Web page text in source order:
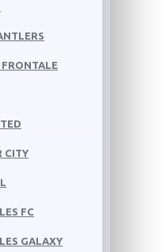
FRONTALE
CITY
FC
GALAXY